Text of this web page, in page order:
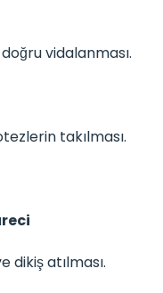
vidalanması.
takılması.
dikiş atılması.